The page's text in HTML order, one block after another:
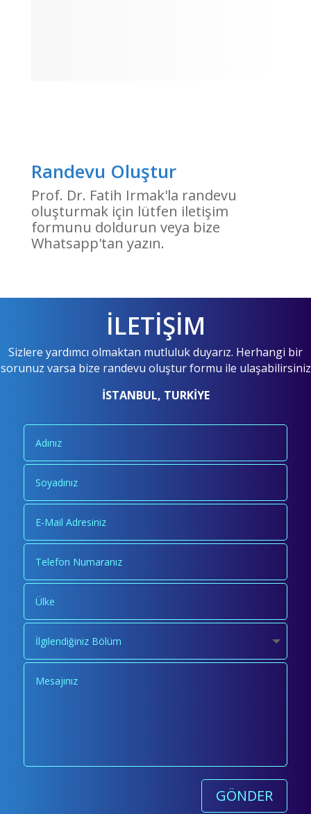
Randevu Oluştur
Prof. Dr. Fatih Irmak'la randevu
oluşturmak için lütfen iletişim
formunu doldurun veya bize
Whatsapp'tan yazın.
İLETİŞİM
Sizlere yardımcı olmaktan mutluluk duyarız. Herhangi bir
sorunuz varsa bize randevu oluştur formu ile ulaşabilirsiniz
İSTANBUL, TURKİYE
GÖNDER